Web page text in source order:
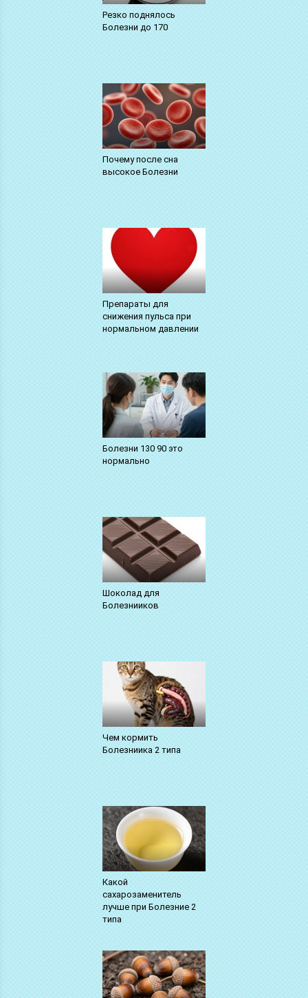
Резко поднялось
Болезни до 170
Почему после сна
высокое Болезни
Препараты для
снижения пульса при
нормальном давлении
Болезни 130 90 это
нормально
Шоколад для
Болезнииков
Чем кормить
Болезниика 2 типа
Какой
сахарозаменитель
лучше при Болезние 2
типа